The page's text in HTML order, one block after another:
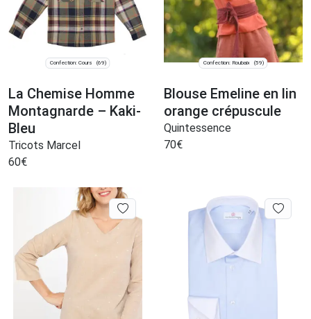
Confection: Cours (69)
La Chemise Homme
Montagnarde – Kaki-
Bleu
Tricots Marcel
60€
Confection: Roubaix (59)
Blouse Emeline en lin
orange crépuscule
Quintessence
70€